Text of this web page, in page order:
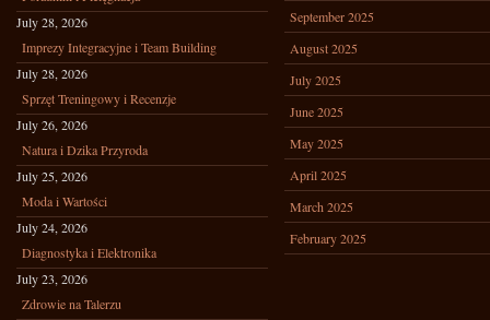
July 28, 2026
Imprezy Integracyjne i Team Building
July 28, 2026
Sprzęt Treningowy i Recenzje
July 26, 2026
Natura i Dzika Przyroda
July 25, 2026
Moda i Wartości
July 24, 2026
Diagnostyka i Elektronika
July 23, 2026
Zdrowie na Talerzu
September 2025
August 2025
July 2025
June 2025
May 2025
April 2025
March 2025
February 2025